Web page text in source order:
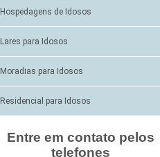
Hospedagens de Idosos
Lares para Idosos
Moradias para Idosos
Residencial para Idosos
Entre em contato pelos
telefones